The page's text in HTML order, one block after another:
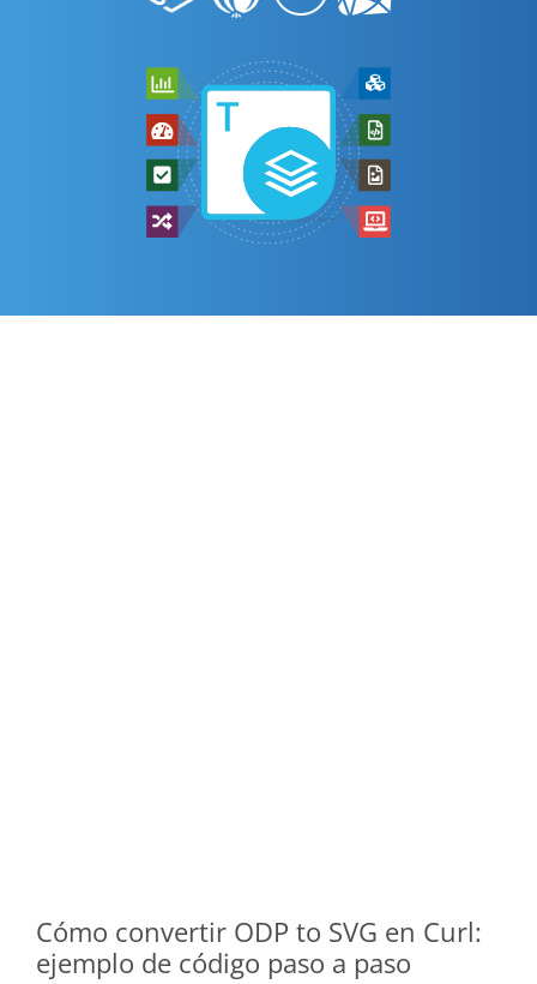
Cómo convertir ODP to SVG en Curl:
ejemplo de código paso a paso